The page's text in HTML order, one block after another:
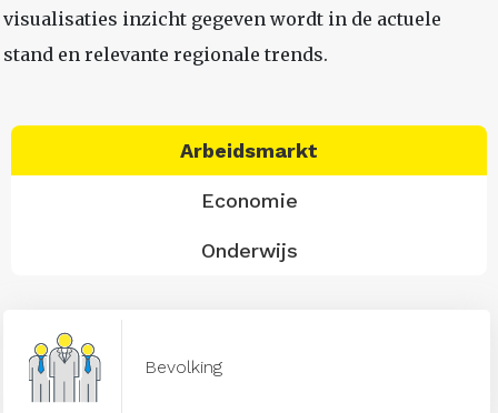
visualisaties inzicht gegeven wordt in de actuele
stand en relevante regionale trends.
Arbeidsmarkt
Economie
Onderwijs
Bevolking